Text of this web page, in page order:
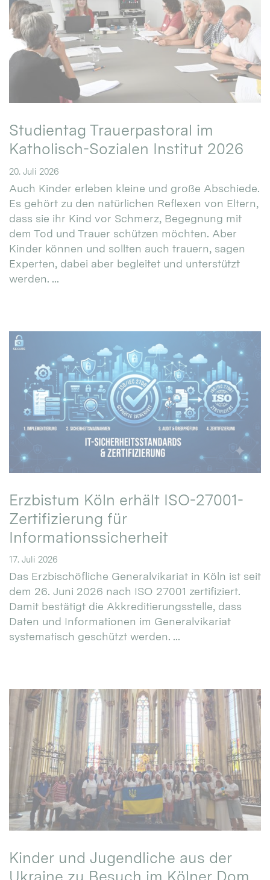
Studientag Trauerpastoral im
Katholisch-Sozialen Institut 2026
20. Juli 2026
Auch Kinder erleben kleine und große Abschiede.
Es gehört zu den natürlichen Reflexen von Eltern,
dass sie ihr Kind vor Schmerz, Begegnung mit
dem Tod und Trauer schützen möchten. Aber
Kinder können und sollten auch trauern, sagen
Experten, dabei aber begleitet und unterstützt
werden. ...
Erzbistum Köln erhält ISO-27001-
Zertifizierung für
Informationssicherheit
17. Juli 2026
Das Erzbischöfliche Generalvikariat in Köln ist seit
dem 26. Juni 2026 nach ISO 27001 zertifiziert.
Damit bestätigt die Akkreditierungsstelle, dass
Daten und Informationen im Generalvikariat
systematisch geschützt werden. ...
Kinder und Jugendliche aus der